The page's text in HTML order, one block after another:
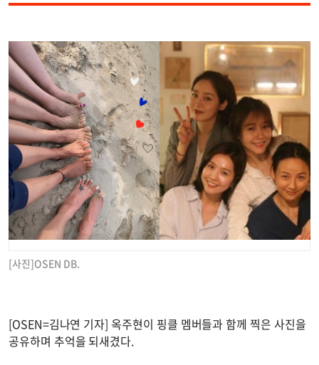
[사진]OSEN DB.
[OSEN=김나연 기자] 옥주현이 핑클 멤버들과 함께 찍은 사진을
공유하며 추억을 되새겼다.